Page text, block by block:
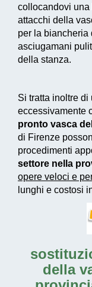
collocandovi una
attacchi della
per la biancheria
asciugamani
della stanza.
Si tratta inoltre di
eccessivamente
pronto vasca
di Firenze
procedimenti
settore nella
opere veloci e
lunghi e costosi
della